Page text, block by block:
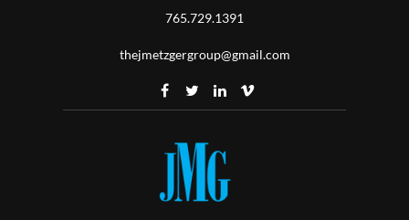
765.729.1391
thejmetzgergroup@gmail.com